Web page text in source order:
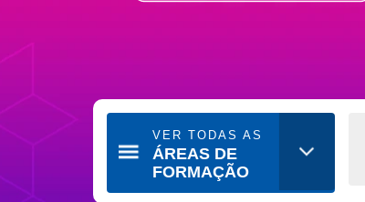
VER TODAS AS
ÁREAS DE
FORMAÇÃO